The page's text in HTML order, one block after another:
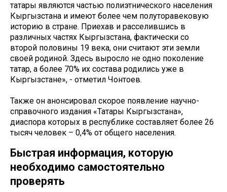
татары являются частью полиэтнического населения
Кыргызстана и имеют более чем полуторавековую
историю в стране. Приехав и расселившись в
различных частях Кыргызстана, фактически со
второй половины 19 века, они считают эти земли
своей родиной. Здесь выросло не одно поколение
татар, а более 70% их состава родились уже в
Кыргызстане», - отметил Чонтоев.
Также он анонсировал скорое появление научно-
справочного издания «Татары Кыргызстана»,
диаспора которых в республике составляет более 26
тысяч человек – 0,4% от общего населения.
Быстрая информация, которую
необходимо самостоятельно
проверять